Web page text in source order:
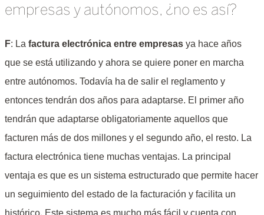
empresas y autónomos, ¿no es así?
F: La factura electrónica entre empresas ya hace años
que se está utilizando y ahora se quiere poner en marcha
entre autónomos. Todavía ha de salir el reglamento y
entonces tendrán dos años para adaptarse. El primer año
tendrán que adaptarse obligatoriamente aquellos que
facturen más de dos millones y el segundo año, el resto. La
factura electrónica tiene muchas ventajas. La principal
ventaja es que es un sistema estructurado que permite hacer
un seguimiento del estado de la facturación y facilita un
histórico. Este sistema es mucho más fácil y cuenta con